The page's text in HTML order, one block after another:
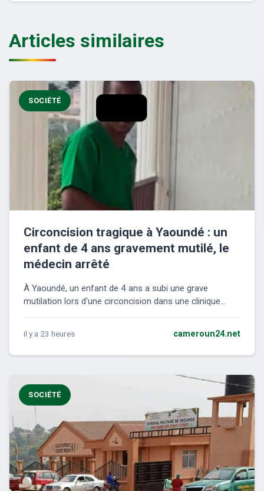
Articles similaires
SOCIÉTÉ
Circoncision tragique à Yaoundé : un
enfant de 4 ans gravement mutilé, le
médecin arrêté
À Yaoundé, un enfant de 4 ans a subi une grave
mutilation lors d'une circoncision dans une clinique...
il y a 23 heures cameroun24.net
SOCIÉTÉ